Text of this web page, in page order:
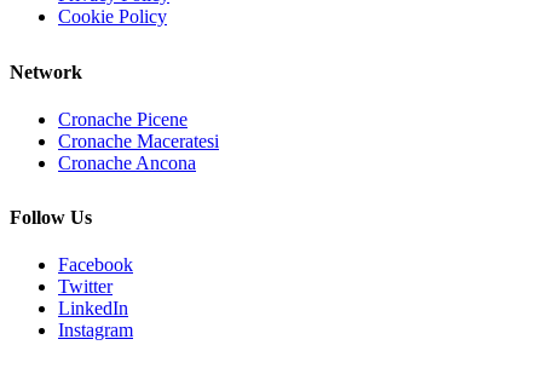
Cookie Policy
Network
Cronache Picene
Cronache Maceratesi
Cronache Ancona
Follow Us
Facebook
Twitter
LinkedIn
Instagram